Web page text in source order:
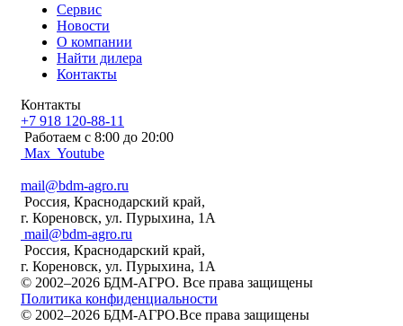
Сервис
Новости
О компании
Найти дилера
Контакты
Контакты
+7 918 120-88-11
Работаем c 8:00 до 20:00
Max Youtube
mail@bdm-agro.ru
Россия, Краснодарский край,
г. Кореновск, ул. Пурыхина, 1А
mail@bdm-agro.ru
Россия, Краснодарский край,
г. Кореновск, ул. Пурыхина, 1А
© 2002–2026 БДМ-АГРО. Все права защищены
Политика конфиденциальности
© 2002–2026 БДМ-АГРО.Все права защищены